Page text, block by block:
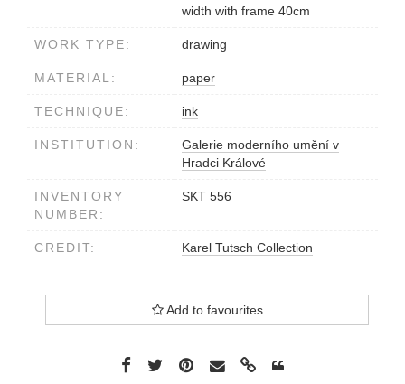
width with frame 40cm
WORK TYPE: drawing
MATERIAL: paper
TECHNIQUE: ink
INSTITUTION:
Galerie moderního umění v
Hradci Králové
INVENTORY
NUMBER:
SKT 556
CREDIT: Karel Tutsch Collection
Add to favourites